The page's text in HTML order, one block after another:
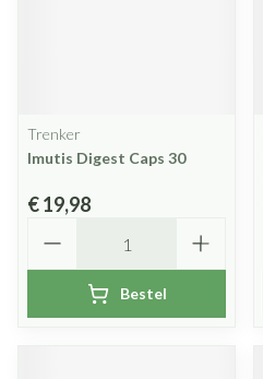
Trenker
Imutis Digest Caps 30
€ 19,98
Bestel